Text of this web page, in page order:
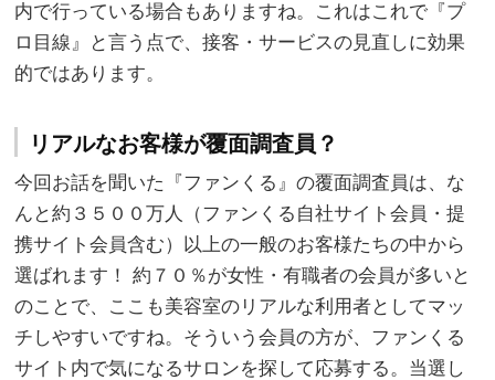
内で行っている場合もありますね。これはこれで『プ
ロ目線』と言う点で、接客・サービスの見直しに効果
的ではあります。
リアルなお客様が覆面調査員？
今回お話を聞いた『ファンくる』の覆面調査員は、な
んと約３５００万人（ファンくる自社サイト会員・提
携サイト会員含む）以上の一般のお客様たちの中から
選ばれます！ 約７０％が女性・有職者の会員が多いと
のことで、ここも美容室のリアルな利用者としてマッ
チしやすいですね。そういう会員の方が、ファンくる
サイト内で気になるサロンを探して応募する。当選し